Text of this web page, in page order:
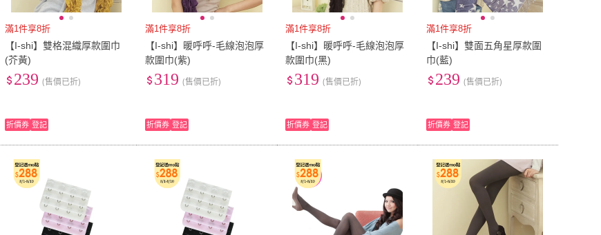
滿1件享8折
【I-shi】雙格混織厚款圍巾
(芥黃)
239 (售價已折)
折價券 登記
滿1件享8折
【I-shi】暖呼呼-毛線泡泡厚
款圍巾(紫)
319 (售價已折)
折價券 登記
滿1件享8折
【I-shi】暖呼呼-毛線泡泡厚
款圍巾(黑)
319 (售價已折)
折價券 登記
滿1件享8折
【I-shi】雙面五角星厚款圍
巾(藍)
239 (售價已折)
折價券 登記